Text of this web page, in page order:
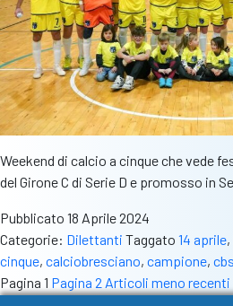
Weekend di calcio a cinque che vede
del Girone C di Serie D e promosso in
Pubblicato 18 Aprile 2024
Categorie: Dilettanti Taggato 14 aprile,
cinque, calciobresciano, campione, cbs
Paginazione
Pagina 1 Pagina 2 Articoli meno recenti